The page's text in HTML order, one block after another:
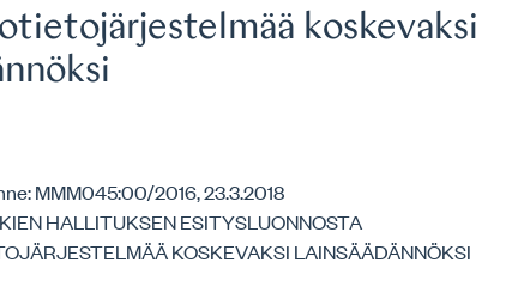
koskevaksi
MMM045:00/2016, 23.3.2018
HALLITUKSEN ESITYSLUONNOSTA
KOSKEVAKSI LAINSÄÄDÄNNÖKSI